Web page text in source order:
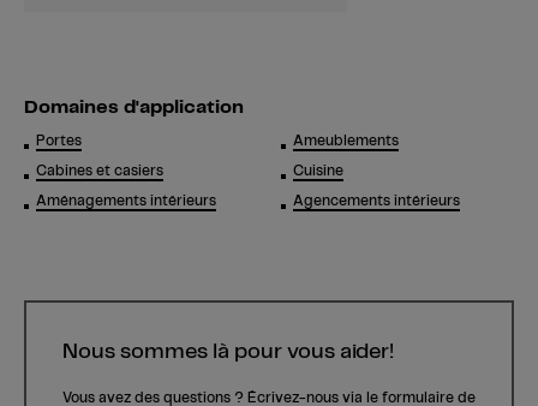
Domaines d'application
Portes
Cabines et casiers
Aménagements intérieurs
Ameublements
Cuisine
Agencements intérieurs
Nous sommes là pour vous aider!
Vous avez des questions ? Écrivez-nous via le formulaire de